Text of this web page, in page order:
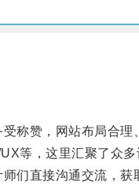
赞，网站布局合理
，这里汇聚了众多
直接沟通交流，获